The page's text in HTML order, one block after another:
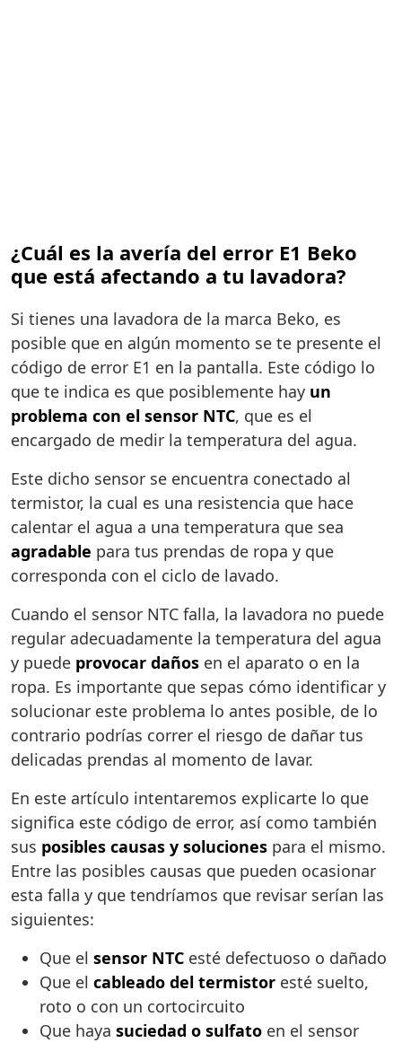
¿Cuál es la avería del error E1 Beko
que está afectando a tu lavadora?
Si tienes una lavadora de la marca Beko, es
posible que en algún momento se te presente el
código de error E1 en la pantalla. Este código lo
que te indica es que posiblemente hay un
problema con el sensor NTC, que es el
encargado de medir la temperatura del agua.
Este dicho sensor se encuentra conectado al
termistor, la cual es una resistencia que hace
calentar el agua a una temperatura que sea
agradable para tus prendas de ropa y que
corresponda con el ciclo de lavado.
Cuando el sensor NTC falla, la lavadora no puede
regular adecuadamente la temperatura del agua
y puede provocar daños en el aparato o en la
ropa. Es importante que sepas cómo identificar y
solucionar este problema lo antes posible, de lo
contrario podrías correr el riesgo de dañar tus
delicadas prendas al momento de lavar.
En este artículo intentaremos explicarte lo que
significa este código de error, así como también
sus posibles causas y soluciones para el mismo.
Entre las posibles causas que pueden ocasionar
esta falla y que tendríamos que revisar serían las
siguientes:
Que el sensor NTC esté defectuoso o dañado
Que el cableado del termistor esté suelto,
roto o con un cortocircuito
Que haya suciedad o sulfato en el sensor